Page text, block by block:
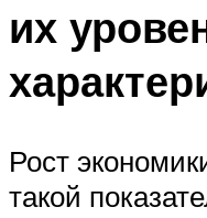
их
Рост
такой